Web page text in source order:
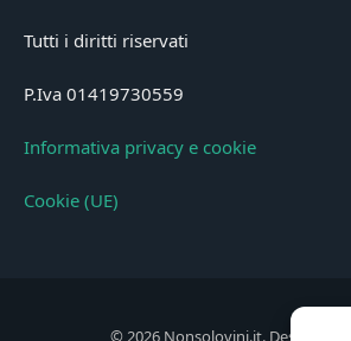
Tutti i diritti riservati
P.Iva 01419730559
Informativa privacy e cookie
Cookie (UE)
© 2026 Nonsolovini.it. Designed by